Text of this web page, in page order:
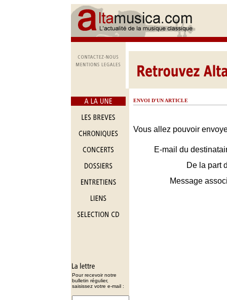
Pour recevoir notre
bulletin régulier,
saisissez votre e-mail :
ENVOI D'UN ARTICLE
Vous allez pouvoir
E-mail du
De la part
Message